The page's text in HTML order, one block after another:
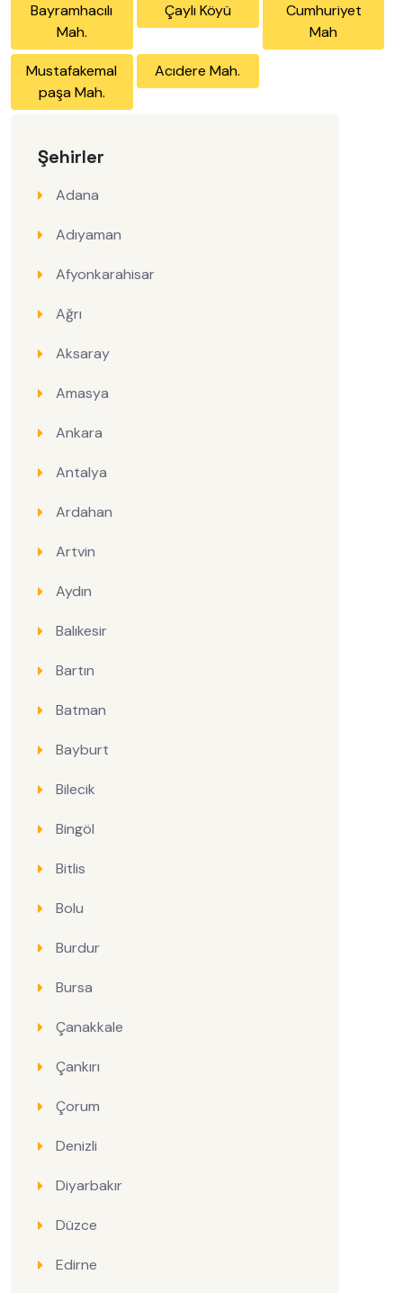
Şehirler
Adana
Adıyaman
Afyonkarahisar
Ağrı
Aksaray
Amasya
Ankara
Antalya
Ardahan
Artvin
Aydın
Balıkesir
Bartın
Batman
Bayburt
Bilecik
Bingöl
Bitlis
Bolu
Burdur
Bursa
Çanakkale
Çankırı
Çorum
Denizli
Diyarbakır
Düzce
Edirne
Bayramhacılı
Mah.
Çaylı Köyü
Cumhuriyet
Mah
Mustafakemal
paşa Mah.
Acıdere Mah.